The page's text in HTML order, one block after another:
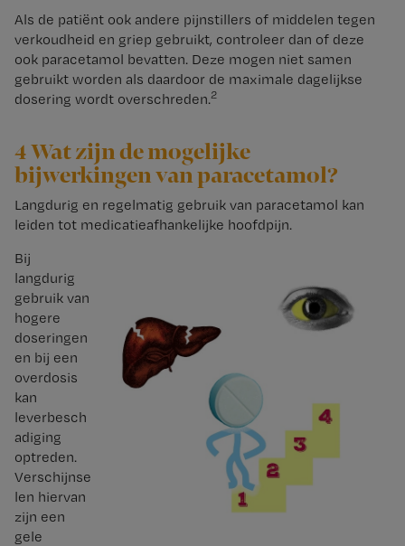
Als de patiënt ook andere pijnstillers of middelen tegen
verkoudheid en griep gebruikt, controleer dan of deze
ook paracetamol bevatten. Deze mogen niet samen
gebruikt worden als daardoor de maximale dagelijkse
dosering wordt overschreden.2
4 Wat zijn de mogelijke
bijwerkingen van paracetamol?
Langdurig en regelmatig gebruik van paracetamol kan
leiden tot medicatieafhankelijke hoofdpijn.
Bij
langdurig
gebruik van
hogere
doseringen
en bij een
overdosis
kan
leverbesch
adiging
optreden.
Verschijnse
len hiervan
zijn een
gele